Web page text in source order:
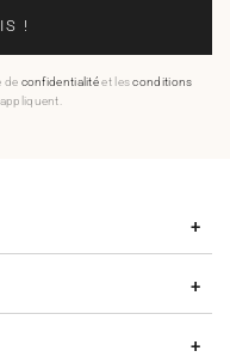
!
de confidentialitéet lesconditions